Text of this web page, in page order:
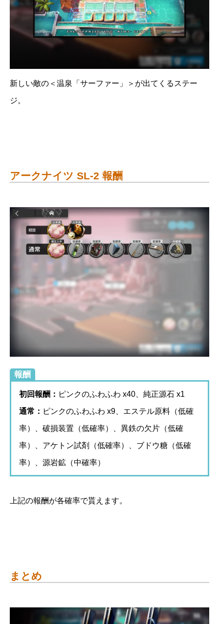
新しい敵の＜温泉「サーファー」＞が出てくるステー
ジ。
アークナイツ SL-2 報酬
報酬
初回報酬： ピンクのふわふわ x40、純正源石 x1
通常： ピンクのふわふわ x9、エステル原料（低確
率）、破損装置（低確率）、異鉄の欠片（低確
率）、アケトン試剤（低確率）、ブドウ糖（低確
率）、源岩鉱（中確率）
上記の報酬が各確率で貰えます。
まとめ